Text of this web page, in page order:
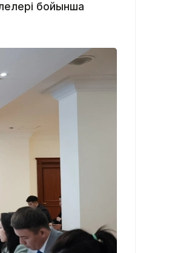
бойынша